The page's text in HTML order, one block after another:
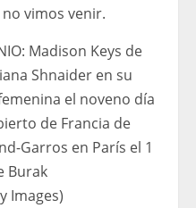
vimos venir.
Madison Keys de
Shnaider en su
el noveno día
de Francia de
Garros en París el 1
Burak
Images)